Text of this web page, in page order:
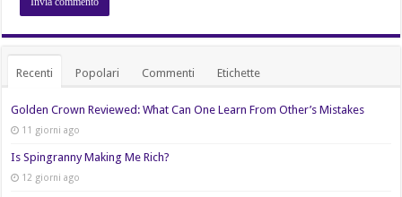
Recenti Popolari Commenti Etichette
Golden Crown Reviewed: What Can One Learn From Other’s Mistakes
11 giorni ago
Is Spingranny Making Me Rich?
12 giorni ago